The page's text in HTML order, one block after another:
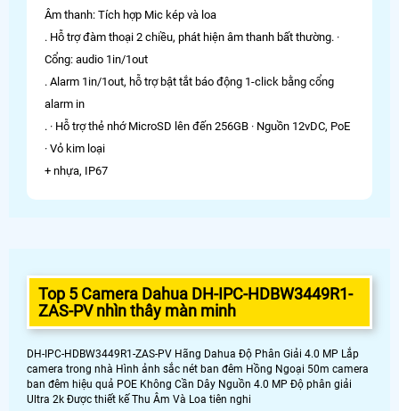
Âm thanh: Tích hợp Mic kép và loa
. Hỗ trợ đàm thoại 2 chiều, phát hiện âm thanh bất thường. ·
Cổng: audio 1in/1out
. Alarm 1in/1out, hỗ trợ bật tắt báo động 1-click bằng cổng
alarm in
. · Hỗ trợ thẻ nhớ MicroSD lên đến 256GB · Nguồn 12vDC, PoE
· Vỏ kim loại
+ nhựa, IP67
Top 5 Camera Dahua DH-IPC-HDBW3449R1-
ZAS-PV nhìn thây màn minh
DH-IPC-HDBW3449R1-ZAS-PV Hãng Dahua Độ Phân Giải 4.0 MP Lắp
camera trong nhà Hình ảnh sắc nét ban đêm Hồng Ngoại 50m camera
ban đêm hiệu quả POE Không Cần Dây Nguồn 4.0 MP Độ phân giải
Ultra 2k Được thiết kế Thu Âm Và Loa tiên nghi